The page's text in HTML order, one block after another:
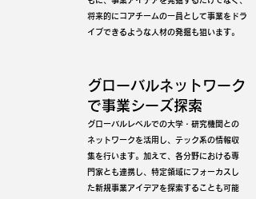
将来的にコアチームの一員として事業をドラ
イブできるような人材の発掘も狙います。
グローバルネットワーク
で事業シーズ探索
グローバルレベルでの大学・研究機関との
ネットワークを活用し、テック系の情報収
集を行います。加えて、各分野における専
門家とも連携し、特定領域にフォーカスし
た新規事業アイデアを探索することも可能